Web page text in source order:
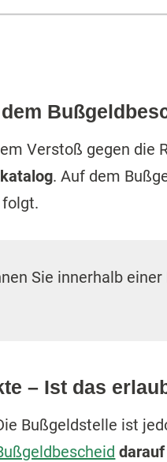
Verstoß gegen die
. Auf dem
folgt.
Sie innerhalb einer
– Ist das
Bußgeldstelle ist